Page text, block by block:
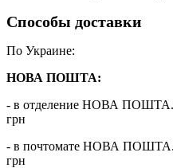
Способы доставки
По Украине:
НОВА ПОШТА:
- в отделение НОВА ПОШТА.
грн
- в почтомате НОВА ПОШТА.
грн